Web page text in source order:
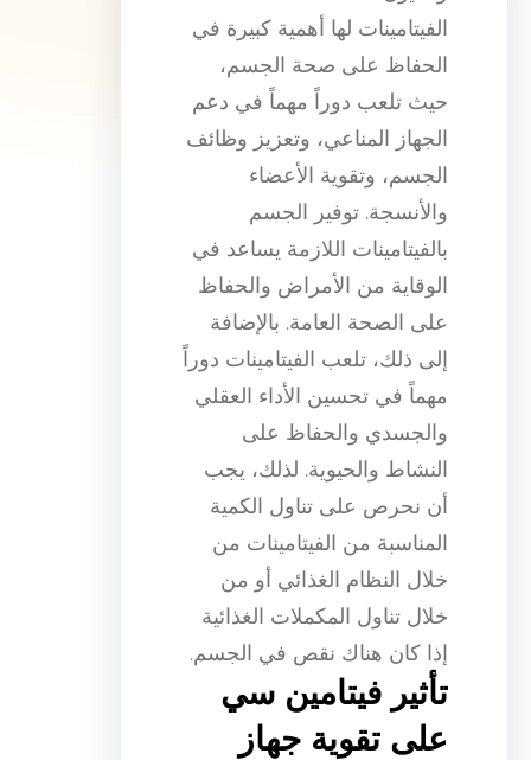
الفيتامينات لها أهمية كبيرة في
الحفاظ على صحة الجسم،
حيث تلعب دوراً مهماً في دعم
الجهاز المناعي، وتعزيز وظائف
الجسم، وتقوية الأعضاء
والأنسجة. توفير الجسم
بالفيتامينات اللازمة يساعد في
الوقاية من الأمراض والحفاظ
على الصحة العامة. بالإضافة
إلى ذلك، تلعب الفيتامينات دوراً
مهماً في تحسين الأداء العقلي
والجسدي والحفاظ على
النشاط والحيوية. لذلك، يجب
أن نحرص على تناول الكمية
المناسبة من الفيتامينات من
خلال النظام الغذائي أو من
خلال تناول المكملات الغذائية
إذا كان هناك نقص في الجسم.
تأثير فيتامين سي
على تقوية جهاز